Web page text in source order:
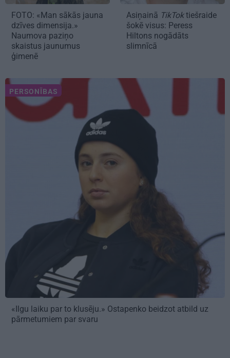
FOTO: «Man sākās jauna
dzīves dimensija.»
Naumova paziņo
skaistus jaunumus
ģimenē
Asiņainā TikToktiešraide
šokē visus: Peress
Hiltons nogādāts
slimnīcā
PERSONĪBAS
«Ilgu laiku par to klusēju.» Ostapenko beidzot atbild uz
pārmetumiem par svaru